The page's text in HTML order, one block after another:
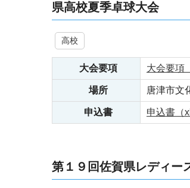
県高校夏季卓球大会
高校
大会要項 大会要項
場所 唐津市文
申込書 申込書（
第１９回佐賀県レディ